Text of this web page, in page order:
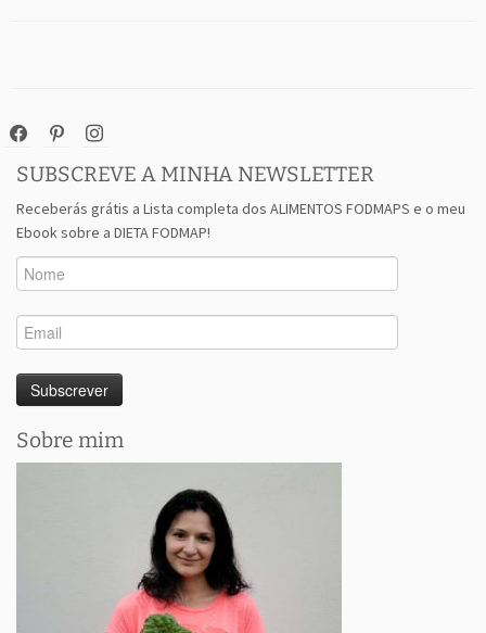
facebookpinterestinstagram
SUBSCREVE A MINHA NEWSLETTER
Receberás grátis a Lista completa dos ALIMENTOS FODMAPS e o meu
Ebook sobre a DIETA FODMAP!
Sobre mim